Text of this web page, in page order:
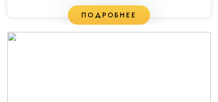
ПОДРОБНЕЕ